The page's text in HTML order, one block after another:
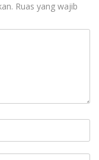
Ruas yang wajib